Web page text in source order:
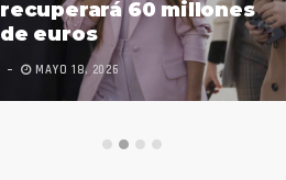
recuperará 60 millones
de euros
MAYO 18, 2026